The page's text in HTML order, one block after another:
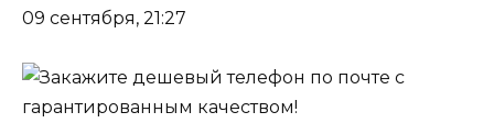
09 сентября, 21:27